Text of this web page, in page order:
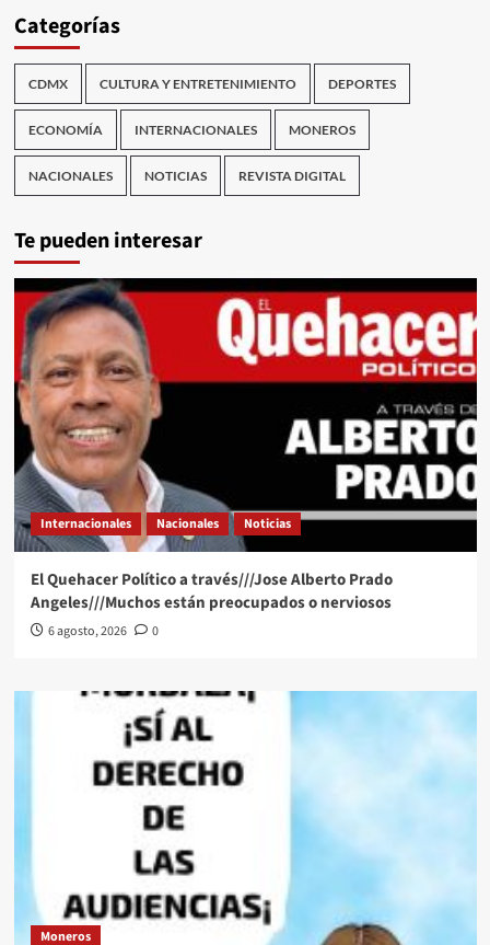
Categorías
CDMX CULTURA Y ENTRETENIMIENTO DEPORTES
ECONOMÍA INTERNACIONALES MONEROS
NACIONALES NOTICIAS REVISTA DIGITAL
Te pueden interesar
Internacionales Nacionales Noticias
El Quehacer Político a través///Jose Alberto Prado
Angeles///Muchos están preocupados o nerviosos
6 agosto, 2026 0
Moneros